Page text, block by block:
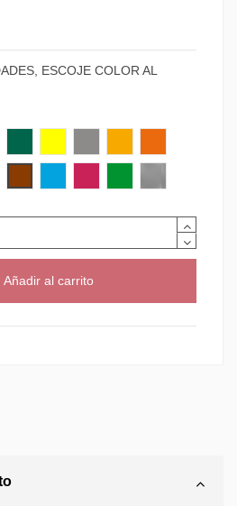
ESCOJE COLOR AL
Añadir al carrito